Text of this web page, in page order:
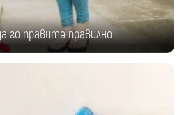
го правите правилно